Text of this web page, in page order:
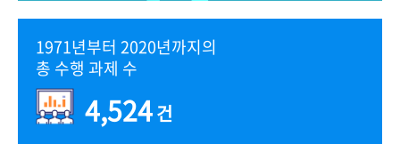
1971년부터 2020년까지의
총 수행 과제 수
4,524건